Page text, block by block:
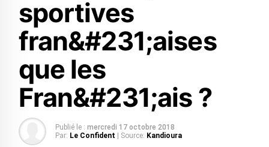
sportives
fran&#231;aises
que les
Fran&#231;ais ?
Publié le : mercredi 17 octobre 2018
Par: Le Confident | Source: Kandioura